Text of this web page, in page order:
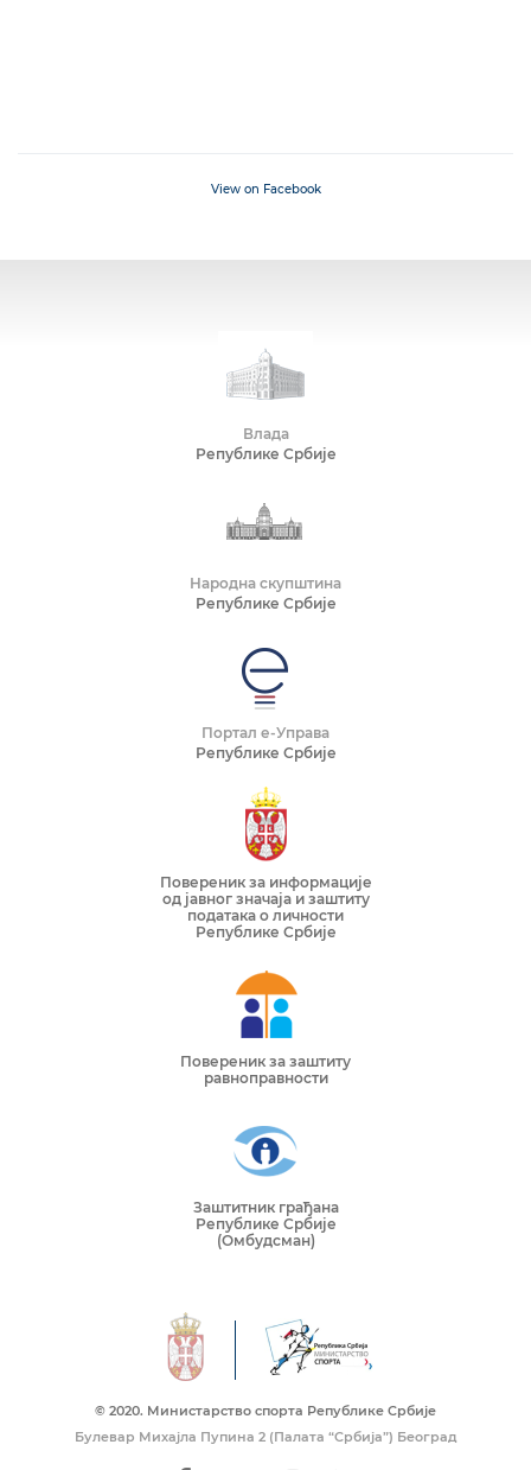
View on Facebook
Влада
Републике Србије
Народна скупштина
Републике Србије
Портал е-Управа
Републике Србије
Повереник за информације
од јавног значаја и заштиту
података о личности
Републике Србије
Повереник за заштиту
равноправности
Заштитник грађана
Републике Србије
(Омбудсман)
© 2020. Mинистарство спорта Републике Србије
Булевар Михајла Пупина 2 (Палата “Србија”) Београд